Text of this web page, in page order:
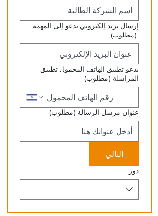
إرسال بريد إلكتروني يدعو إلى المهمة
(مطلوب)
يدعو تطبيق الهاتف المحمول تطبيق
المراسلة (مطلوب)
عنوان مرسل الرسالة (مطلوب)
التالي
دور